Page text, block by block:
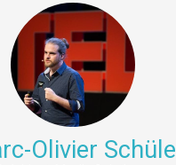
Olivier Schüle